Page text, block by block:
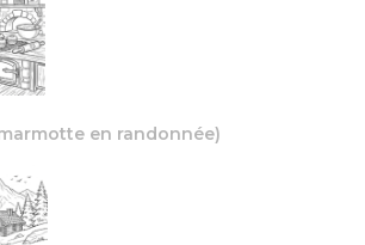
en randonnée)